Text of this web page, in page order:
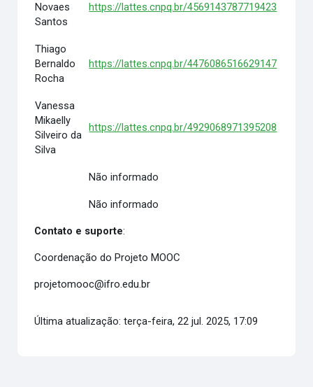
Novaes
Santos
https://lattes.cnpq.br/4569143787719423
Thiago
Bernaldo
Rocha
https://lattes.cnpq.br/4476086516629147
Vanessa
Mikaelly
Silveiro da
Silva
https://lattes.cnpq.br/4929068971395208
Não informado
Não informado
Contato e suporte:
Coordenação do Projeto MOOC
projetomooc@ifro.edu.br
Última atualização: terça-feira, 22 jul. 2025, 17:09